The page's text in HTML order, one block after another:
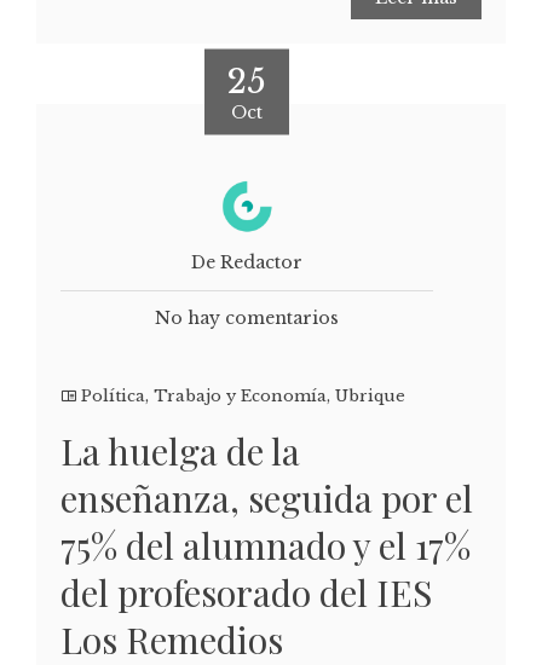
25
Oct
De Redactor
No hay comentarios
Política, Trabajo y Economía, Ubrique
La huelga de la
enseñanza, seguida por el
75% del alumnado y el 17%
del profesorado del IES
Los Remedios